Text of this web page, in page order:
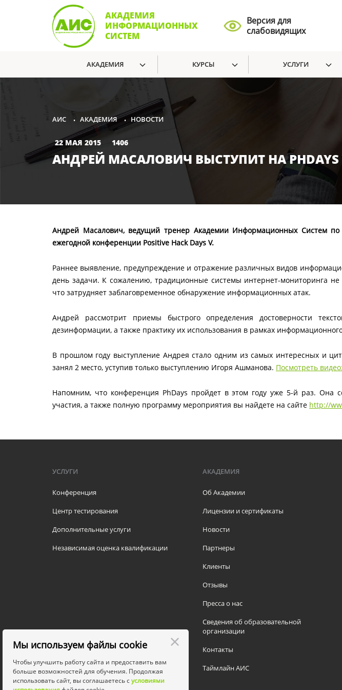
АКАДЕМИЯ
ИНФОРМАЦИОННЫХ
СИСТЕМ
Версия для
слабовидящих
АКАДЕМИЯ КУРСЫ УСЛУГИ
АИС • АКАДЕМИЯ • НОВОСТИ
22 МАЯ 2015 1406
АНДРЕЙ МАСАЛОВИЧ ВЫСТУПИТ НА PHDAYS
Андрей Масалович, ведущий тренер Академии Информационных Систем по
ежегодной конференции Positive Hack Days V.
Раннее выявление, предупреждение и отражение различных видов
день задачи. К сожалению, традиционные системы интернет-мониторинга
что затрудняет заблаговременное обнаружение информационных атак.
Андрей рассмотрит приемы быстрого определения достоверности
дезинформации, а также практику их использования в рамках
В прошлом году выступление Андрея стало одним из самых интересных и
занял 2 место, уступив только выступлению Игоря Ашманова. Посмотреть
Напомним, что конференция PhDays пройдет в этом году уже 5-й раз. Она
участия, а также полную программу мероприятия вы найдете на сайте http://
УСЛУГИ
Конференция
Центр тестирования
Дополнительные услуги
Независимая оценка квалификации
АКАДЕМИЯ
Об Академии
Лицензии и сертификаты
Новости
Партнеры
Клиенты
Отзывы
Пресса о нас
Сведения об образовательной
организации
Контакты
Таймлайн АИС
Мы используем файлы cookie
Чтобы улучшить работу сайта и предоставить вам
больше возможностей для обучения. Продолжая
использовать сайт, вы соглашаетесь сусловиями